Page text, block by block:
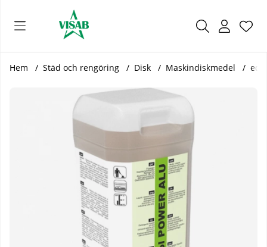
.
Hem Städ och rengöring Disk Maskindiskmedel